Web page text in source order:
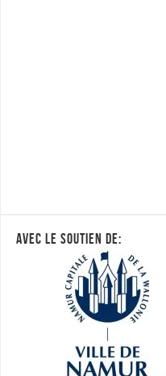
AVEC LE SOUTIEN DE: